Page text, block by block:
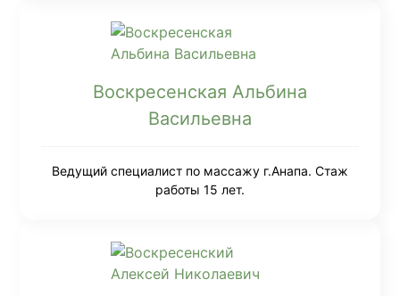
Воскресенская Альбина
Васильевна
Ведущий специалист по массажу г.Анапа. Стаж
работы 15 лет.